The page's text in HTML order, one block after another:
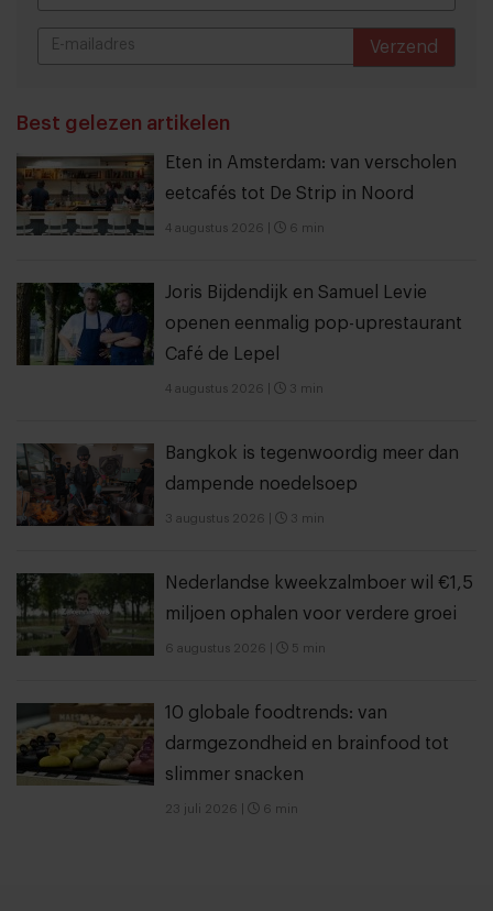
Verzend
Best gelezen artikelen
Eten in Amsterdam: van verscholen
eetcafés tot De Strip in Noord
4 augustus 2026 6 min
Joris Bijdendijk en Samuel Levie
openen eenmalig pop-uprestaurant
Café de Lepel
4 augustus 2026 3 min
Bangkok is tegenwoordig meer dan
dampende noedelsoep
3 augustus 2026 3 min
Nederlandse kweekzalmboer wil €1,5
miljoen ophalen voor verdere groei
6 augustus 2026 5 min
10 globale foodtrends: van
darmgezondheid en brainfood tot
slimmer snacken
23 juli 2026 6 min